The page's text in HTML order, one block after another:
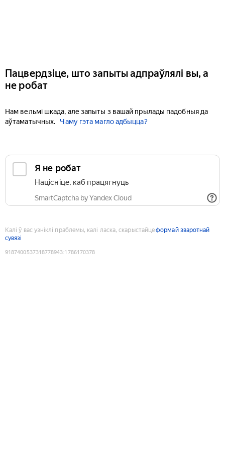
Пацвердзіце, што запыты адпраўлялі вы, а
не робат
Нам вельмі шкада, але запыты з вашай прылады падобныя да
аўтаматычных.
Чаму гэта магло адбыцца?
Я не робат
Націсніце, каб працягнуць
SmartCaptcha by Yandex Cloud
Калі ў вас узніклі праблемы, калі ласка, скарыстайцеформай зваротнай
сувязі
9187400537318778943:1786170378